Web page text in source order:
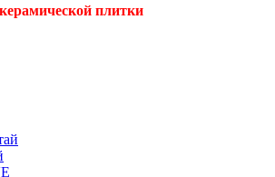
плитки